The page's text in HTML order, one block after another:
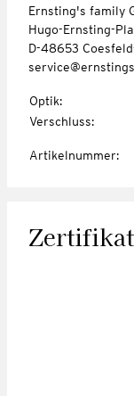
Ernsting's family
Hugo-Ernsting-
D-48653
Optik:
Verschluss:
Artikelnummer: